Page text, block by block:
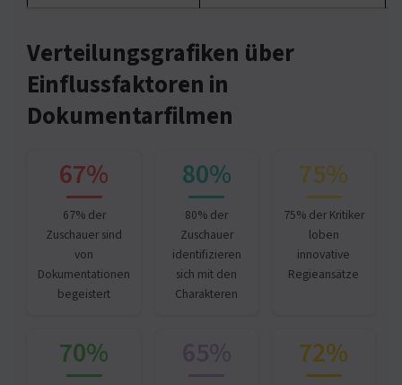
Verteilungsgrafiken über
Einflussfaktoren in
Dokumentarfilmen
67%
67% der
Zuschauer sind
von
Dokumentationen
begeistert
80%
80% der
Zuschauer
identifizieren
sich mit den
Charakteren
75%
75% der Kritiker
loben
innovative
Regieansätze
70% 72%